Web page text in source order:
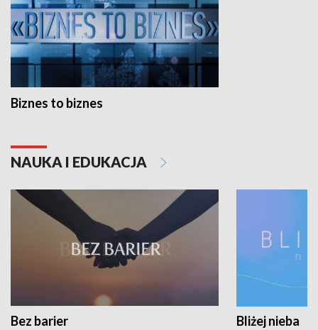
Biznes to biznes
NAUKA I EDUKACJA
Bez barier Bliżej nieba